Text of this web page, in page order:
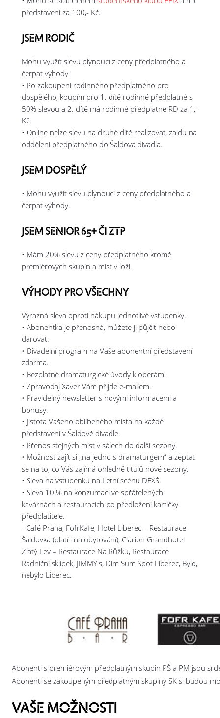
představení za 100,- Kč.
JSEM RODIČ
Mohu využít slevu plynoucí z ceny předplatného a
čerpat výhody.
• Po zakoupení rodinného předplatného pro
dospělého, koupím pro 1. dítě rodinné předplatné s
50% slevou a 2. dítě má rodinné předplatné RD za 1,-
Kč.
• Online nelze slevu na druhé dítě realizovat, zajdu na
oddělení předplatného do Šaldova divadla.
JSEM DOSPĚLÝ
• Mohu využít slevu plynoucí z ceny předplatného a
čerpat výhody.
JSEM SENIOR 65+ ČI ZTP
• Mám 20% slevu z ceny předplatného kromě
premiérových skupin a míst v loži.
VÝHODY PRO VŠECHNY
Výrazná sleva oproti nákupu jednotlivé vstupenky.
• Abonentka je přenosná, můžete ji půjčit nebo
darovat.
• Divadelní program na Vaše abonentní představení
zdarma.
• Bezplatné dramaturgické úvody k operám.
• Zpravodaj Xaver Vám přijde e-mailem.
• Pravidelný newsletter s novými informacemi a
bonusy.
• Jistota Vašeho oblíbeného místa na každé
představení v Šaldově divadle.
• Přenos stejných míst v sálech do další sezony.
• Možnost zajít si „na jedno s dramaturgem“ a zeptat
se na to, co Vás zajímá ohledně titulů nové sezony.
• Sleva na vstupenku na Letní scénu DFXŠ.
• Sleva 10 % na konzumaci ve spřátelených
kavárnách a restauracích po předložení kartičky
předplatitele.
- Café Praha, FofrKafe, Hotel Liberec – Restaurace
Šaldovka (platí i na ubytování), Clarion Grandhotel
Zlatý Lev – Restaurace Na Růžku, Restaurace
Radniční sklípek, JIMMY's, Dim Sum Spot Liberec, Bylo,
nebylo Liberec.
Abonenti s premiérovým předplatným skupin PŠ a PM jsou
Abonenti se zakoupeným předplatným skupiny SK si budou
VAŠE MOŽNOSTI